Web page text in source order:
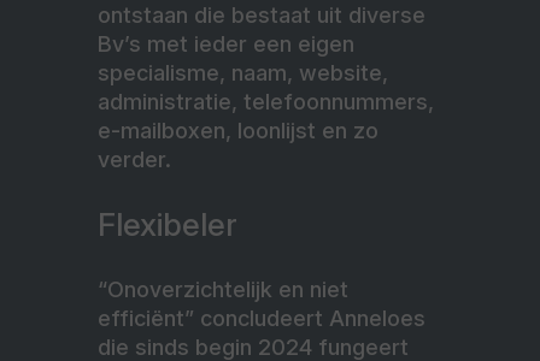
ontstaan die bestaat uit diverse
Bv’s met ieder een eigen
specialisme, naam, website,
administratie, telefoonnummers,
e-mailboxen, loonlijst en zo
verder.
Flexibeler
“Onoverzichtelijk en niet
efficiënt” concludeert Anneloes
die sinds begin 2024 fungeert